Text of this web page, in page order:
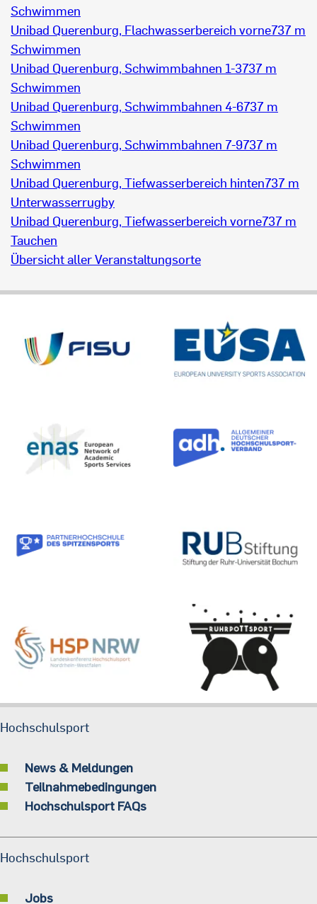
Schwimmen
Unibad Querenburg, Flachwasserbereich vorne737 m
Schwimmen
Unibad Querenburg, Schwimmbahnen 1-3737 m
Schwimmen
Unibad Querenburg, Schwimmbahnen 4-6737 m
Schwimmen
Unibad Querenburg, Schwimmbahnen 7-9737 m
Schwimmen
Unibad Querenburg, Tiefwasserbereich hinten737 m
Unterwasserrugby
Unibad Querenburg, Tiefwasserbereich vorne737 m
Tauchen
Übersicht aller Veranstaltungsorte
Hochschulsport
News & Meldungen
Teilnahmebedingungen
Hochschulsport FAQs
Hochschulsport
Jobs